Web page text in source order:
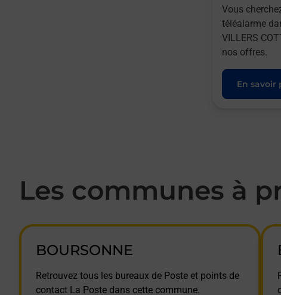
Vous
téléalarme
VILLERS
nos offres.
En savoir
Les communes à
BOURSONNE
Retrouvez tous les bureaux de Poste et points de
contact La Poste dans cette commune.